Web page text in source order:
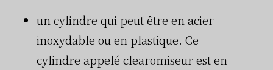
un cylindre qui peut être en acier
inoxydable ou en plastique. Ce
cylindre appelé clearomiseur est en